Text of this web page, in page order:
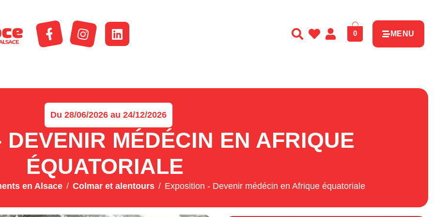
0 MENU
Du 28/06/2026 au 24/12/2026
DEVENIR MÉDÉCIN EN AFRIQUE
ÉQUATORIALE
en Alsace Colmar et alentours Exposition - Devenir médécin en Afrique équatoriale